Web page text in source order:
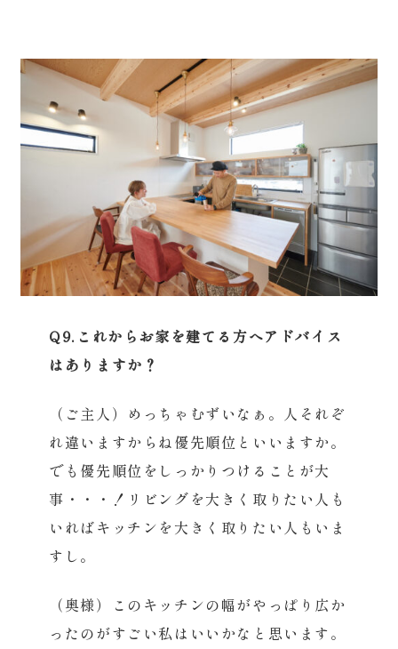
Q9.これからお家を建てる方へアドバイス
はありますか？
（ご主人）めっちゃむずいなぁ。人それぞ
れ違いますからね優先順位といいますか。
でも優先順位をしっかりつけることが大
事・・・！リビングを大きく取りたい人も
いればキッチンを大きく取りたい人もいま
すし。
（奥様）このキッチンの幅がやっぱり広か
ったのがすごい私はいいかなと思います。